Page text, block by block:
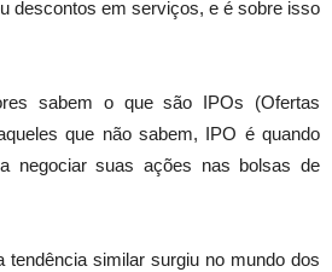
descontos em serviços, e é sobre isso
sabem o que são IPOs (Ofertas
que não sabem, IPO é quando
negociar suas ações nas bolsas de
tendência similar surgiu no mundo dos